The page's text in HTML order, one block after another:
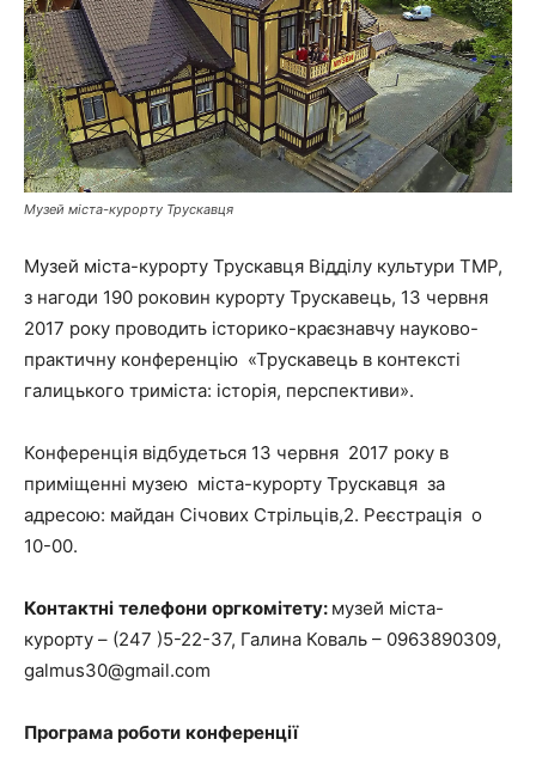
Музей міста-курорту Трускавця
Музей міста-курорту Трускавця Відділу культури ТМР,
з нагоди 190 роковин курорту Трускавець, 13 червня
2017 року проводить історико-краєзнавчу науково-
практичну конференцію «Трускавець в контексті
галицького триміста: історія, перспективи».
Конференція відбудеться 13 червня 2017 року в
приміщенні музею міста-курорту Трускавця за
адресою: майдан Січових Стрільців,2. Реєстрація о
10-00.
Контактні телефони оргкомітету: музей міста-
курорту – (247 )5-22-37, Галина Коваль – 0963890309,
galmus30@gmail.com
Програма роботи конференції